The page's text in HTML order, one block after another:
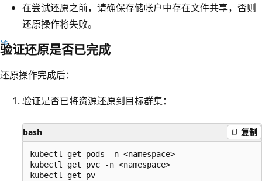
在尝试还原之前，请确保存储帐户中存在文件共享，否则
还原操作将失败。
验证还原是否已完成
还原操作完成后：
验证是否已将资源还原到目标群集：
bash 复制
kubectl get pods -n <namespace>
kubectl get pvc -n <namespace>